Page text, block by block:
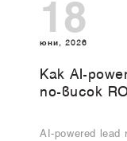
18
юни, 2026
Как AI-
по-висок
AI-powered lead